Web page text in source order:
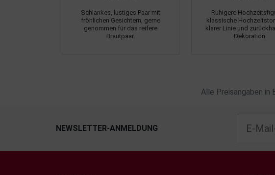
Schlankes, lustiges Paar mit
fröhlichen Gesichtern, gerne
genommen für das reifere
Brautpaar.
Ruhigere
klassische
klarer Linie und
Dekoration.
Alle Preisangaben in
NEWSLETTER-ANMELDUNG